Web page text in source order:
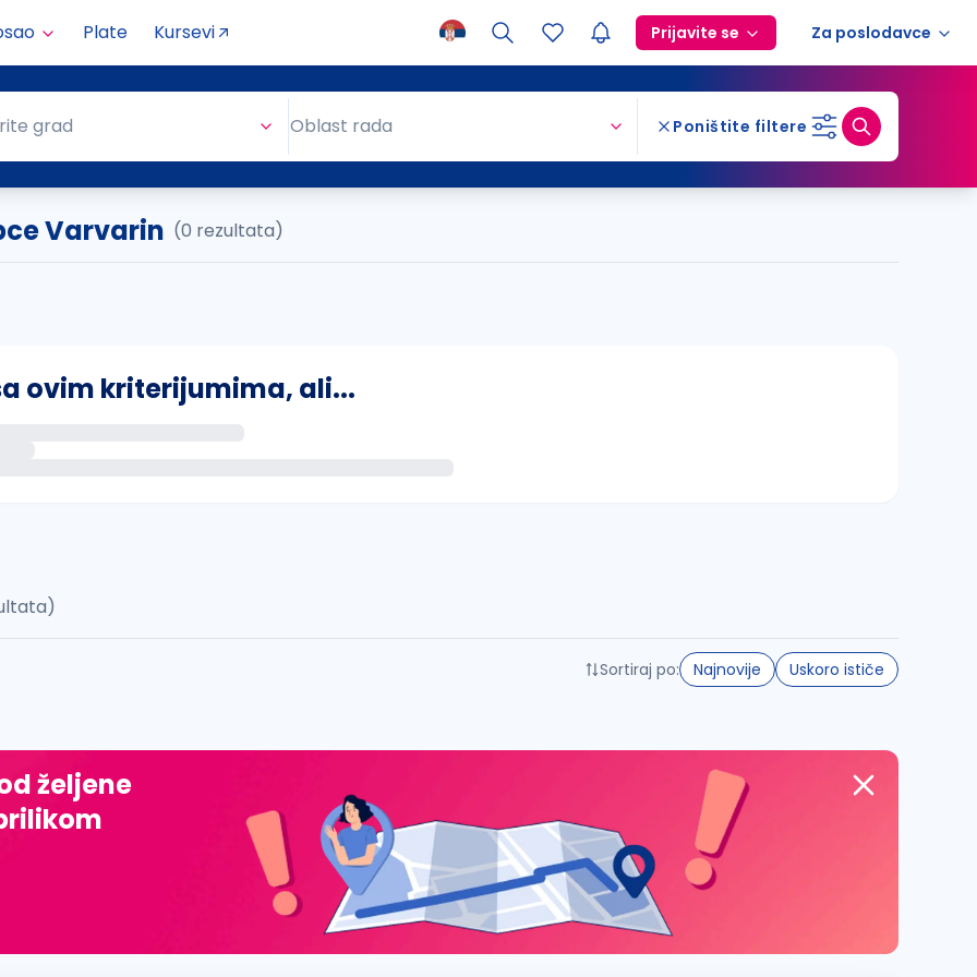
Plate Kursevi Prijavite se Za poslodavce
grad Oblast rada Poništite filtere
Varvarin (0 rezultata)
ovim kriterijumima, ali...
đ, ž, dž)
Sortiraj po: Najnovije Uskoro ističe
željene